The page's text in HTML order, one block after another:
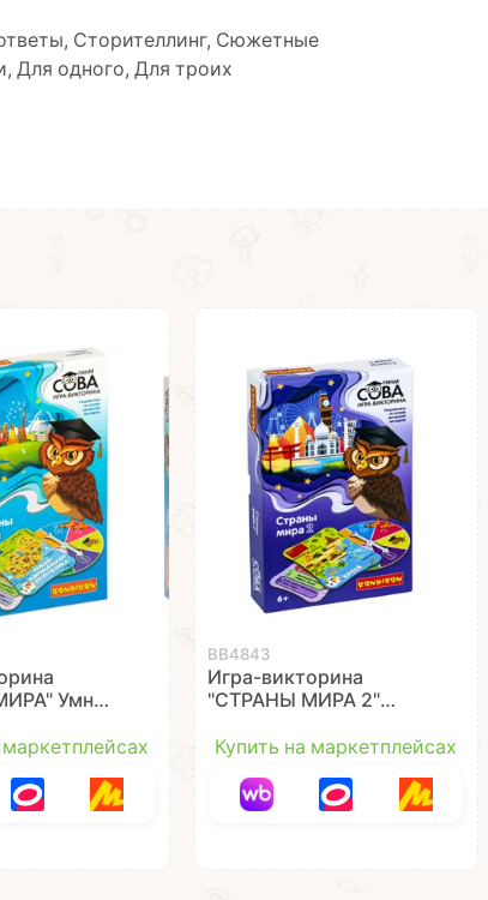
Сторителлинг, Сюжетные
Для одного, Для троих
Умная
ВВ4843
Игра-викторина
"СТРАНЫ МИРА 2"
Купить на маркетплейсах